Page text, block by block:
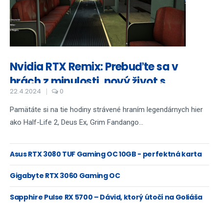
Nvidia RTX Remix: Prebuďte sa v
hrách z minulosti, nový život s
ohromujúcou grafikou
22.4.2024 0
Pamätáte si na tie hodiny strávené hraním legendárnych hier
ako Half-Life 2, Deus Ex, Grim Fandango...
Asus RTX 3080 TUF Gaming OC 10GB - perfektná karta
na 4K hranie
Gigabyte RTX 3060 Gaming OC
Sapphire Pulse RX 5700 – Dávid, ktorý útočí na Goliáša